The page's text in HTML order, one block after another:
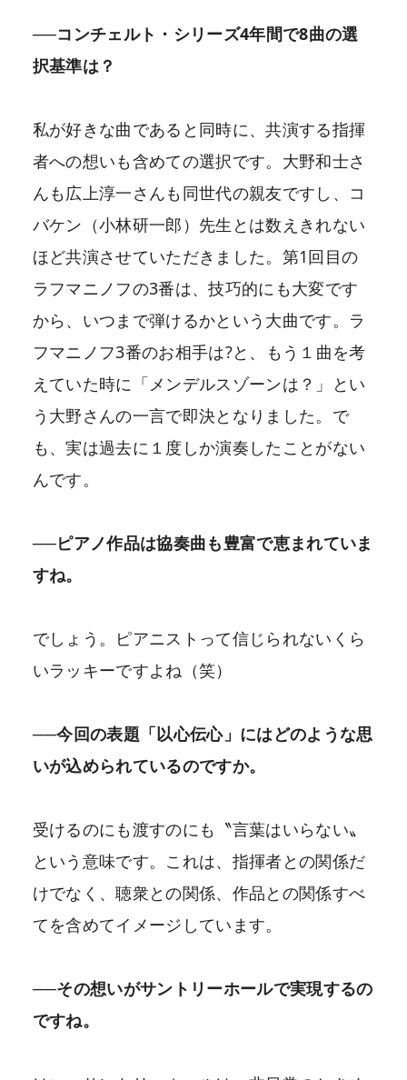
──コンチェルト・シリーズ4年間で8曲の選
択基準は？
私が好きな曲であると同時に、共演する指揮
者への想いも含めての選択です。大野和士さ
んも広上淳一さんも同世代の親友ですし、コ
バケン（小林研一郎）先生とは数えきれない
ほど共演させていただきました。第1回目の
ラフマニノフの3番は、技巧的にも大変です
から、いつまで弾けるかという大曲です。ラ
フマニノフ3番のお相手は?と、もう１曲を考
えていた時に「メンデルスゾーンは？」とい
う大野さんの一言で即決となりました。で
も、実は過去に１度しか演奏したことがない
んです。
──ピアノ作品は協奏曲も豊富で恵まれていま
すね。
でしょう。ピアニストって信じられないくら
いラッキーですよね（笑）
──今回の表題「以心伝心」にはどのような思
いが込められているのですか。
受けるのにも渡すのにも〝言葉はいらない〟
という意味です。これは、指揮者との関係だ
けでなく、聴衆との関係、作品との関係すべ
てを含めてイメージしています。
──その想いがサントリーホールで実現するの
ですね。